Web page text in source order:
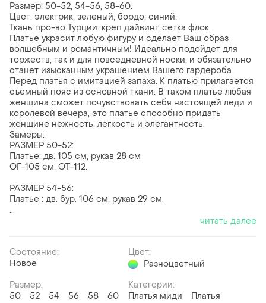
Размер: 50-52, 54-56, 58-60.
Цвет: электрик, зеленый, бордо, синий.
Ткань про-во Турции: креп дайвинг, сетка флок.
Платье украсит любую фигуру и сделает Ваш образ
волшебным и романтичным! Идеально подойдет для
торжеств, так и для повседневной носки, и обязательно
станет изысканным украшением Вашего гардероба.
Перед платья с имитацией запаха. К платью прилагается
съемный пояс из основной ткани. В таком платье любая
женщина сможет почувствовать себя настоящей леди и
королевой вечера, это платье способно придать
женщине нежность, легкость и элегантность.
Замеры:
РАЗМЕР 50-52:
Платье: дв. 105 см, рукав 28 см
ОГ-105 см, ОТ-112.
РАЗМЕР 54-56:
Платье : дв. бур. 106 см, рукав 29 см.
...
читать далее
Состояние:
Новое
Цвет:
Разноцветный
Размер:
50
52 54 56 58 60
Категории:
Платья миди
Платья